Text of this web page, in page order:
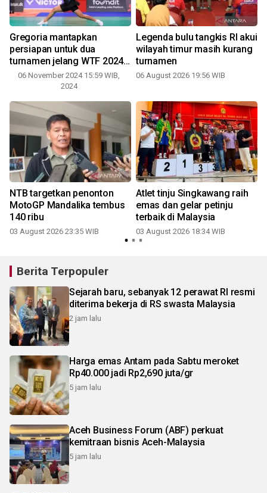
Gregoria mantapkan
persiapan untuk dua
turnamen jelang WTF 2024
di China
06 November 2024 15:59 WIB,
2024
Legenda bulu tangkis RI akui
wilayah timur masih kurang
turnamen
06 August 2026 19:56 WIB
NTB targetkan penonton
MotoGP Mandalika tembus
140 ribu
03 August 2026 23:35 WIB
Atlet tinju Singkawang raih
emas dan gelar petinju
terbaik di Malaysia
03 August 2026 18:34 WIB
Berita Terpopuler
Sejarah baru, sebanyak 12 perawat RI resmi
diterima bekerja di RS swasta Malaysia
2 jam lalu
Harga emas Antam pada Sabtu meroket
Rp40.000 jadi Rp2,690 juta/gr
5 jam lalu
Aceh Business Forum (ABF) perkuat
kemitraan bisnis Aceh-Malaysia
5 jam lalu